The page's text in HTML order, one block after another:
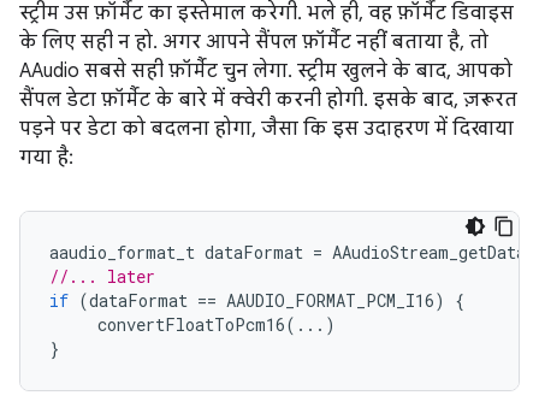
स्ट्रीम उस फ़ॉर्मैट का इस्तेमाल करेगी. भले ही, वह फ़ॉर्मैट डिवाइस
के लिए सही न हो. अगर आपने सैंपल फ़ॉर्मैट नहीं बताया है, तो
AAudio सबसे सही फ़ॉर्मैट चुन लेगा. स्ट्रीम खुलने के बाद, आपको
सैंपल डेटा फ़ॉर्मैट के बारे में क्वेरी करनी होगी. इसके बाद, ज़रूरत
पड़ने पर डेटा को बदलना होगा, जैसा कि इस उदाहरण में दिखाया
गया है:
aaudio_format_t dataFormat =
//... later
if (dataFormat == AAUDIO_FORMAT_PCM_I16)
{
convertFloatToPcm16(...)
}